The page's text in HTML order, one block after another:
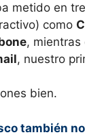
metido en
como
, mientras
, nuestro
bien.
también